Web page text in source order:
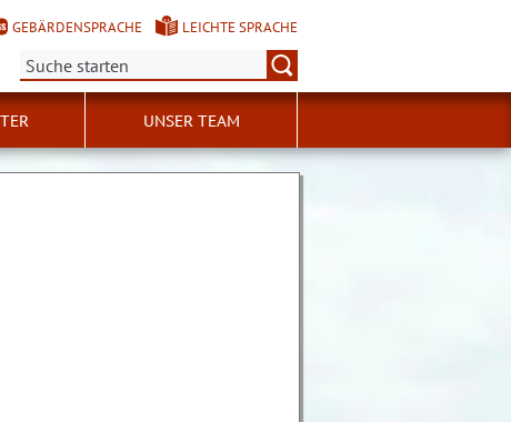
GEBÄRDENSPRACHE
LEICHTE SPRACHE
Suche:
UNSER TEAM